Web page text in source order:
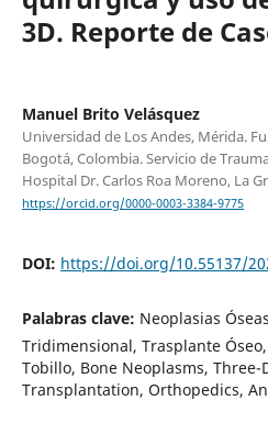
3D. Reporte de
Manuel Brito Velásquez
Universidad de Los Andes, Mérida.
Bogotá, Colombia. Servicio de
Hospital Dr. Carlos Roa Moreno, La
https://orcid.org/0000-0003-3384-9775
DOI: https://doi.org/10.55137/
Palabras clave: Neoplasias
Tridimensional, Trasplante
Tobillo, Bone Neoplasms,
Transplantation, Orthopedics,